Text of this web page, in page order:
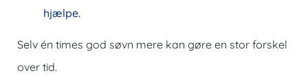
hjælpe.
Selv én times god søvn mere kan gøre en stor forskel
over tid.